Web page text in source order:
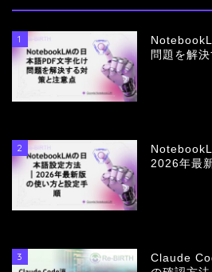
1
問題を解
2
2026年最
3
Claude